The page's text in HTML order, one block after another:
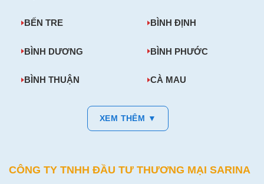
BẾN TRE BÌNH ĐỊNH
BÌNH DƯƠNG BÌNH PHƯỚC
BÌNH THUẬN CÀ MAU
XEM THÊM ▼
CÔNG TY TNHH ĐẦU TƯ THƯƠNG MẠI SARINA